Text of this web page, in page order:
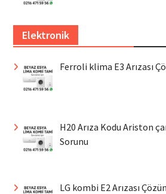
Elektronik
Ferroli klima E3 Arızası
H20 Arıza Kodu Ariston
Sorunu
LG kombi E2 Arızası